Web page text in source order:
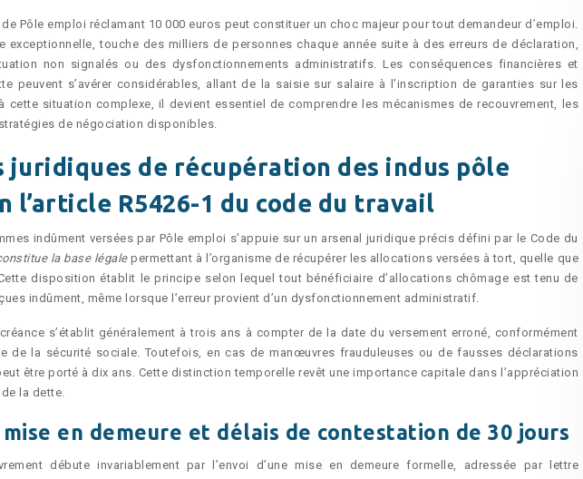
Pôle emploi réclamant 10 000 euros peut constituer un choc majeur pour tout demandeur d’emploi.
exceptionnelle, touche des milliers de personnes chaque année suite à des erreurs de déclaration,
non signalés ou des dysfonctionnements administratifs. Les conséquences financières et
peuvent s’avérer considérables, allant de la saisie sur salaire à l’inscription de garanties sur les
cette situation complexe, il devient essentiel de comprendre les mécanismes de recouvrement, les
de négociation disponibles.
juridiques de récupération des indus pôle
l’article R5426-1 du code du travail
indûment versées par Pôle emploi s’appuie sur un arsenal juridique précis défini par le Code du
la base légalepermettant à l’organisme de récupérer les allocations versées à tort, quelle que
Cette disposition établit le principe selon lequel tout bénéficiaire d’allocations chômage est tenu de
indûment, même lorsque l’erreur provient d’un dysfonctionnement administratif.
s’établit généralement à trois ans à compter de la date du versement erroné, conformément
de la sécurité sociale. Toutefois, en cas de manœuvres frauduleuses ou de fausses déclarations
être porté à dix ans. Cette distinction temporelle revêt une importance capitale dans l’appréciation
la dette.
en demeure et délais de contestation de 30 jours
débute invariablement par l’envoi d’une mise en demeure formelle, adressée par lettre